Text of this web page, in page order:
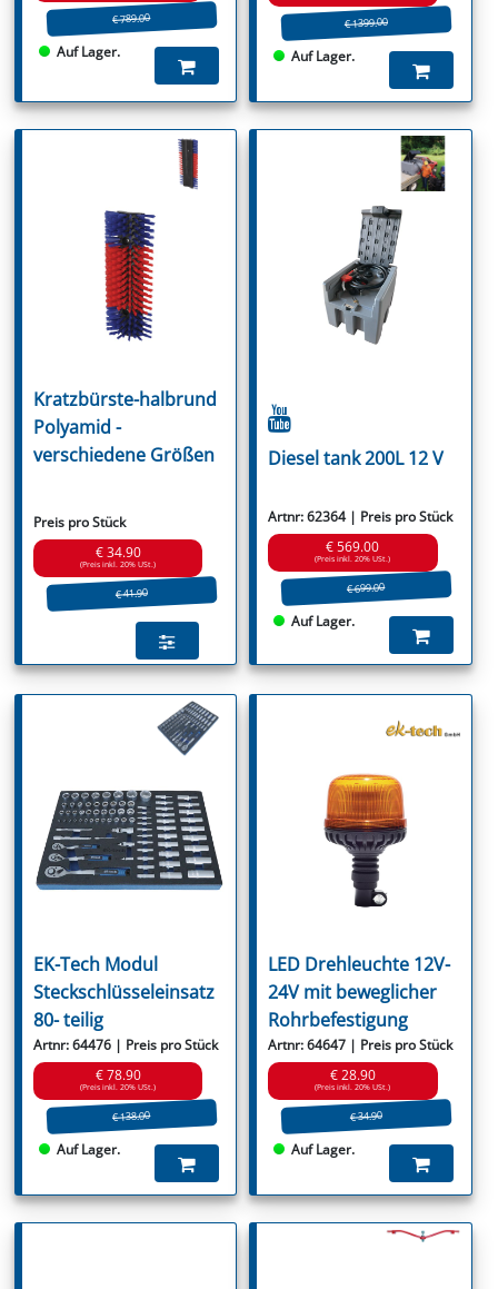
€ 789.00
Auf Lager.
€ 1399.00
Auf Lager.
Kratzbürste-halbrund
Polyamid -
verschiedene Größen
Preis pro Stück
€ 34.90
(Preis inkl. 20% USt.)
€ 41.90
Diesel tank 200L 12 V
Artnr: 62364 | Preis pro Stück
€ 569.00
(Preis inkl. 20% USt.)
€ 699.00
Auf Lager.
EK-Tech Modul
Steckschlüsseleinsatz
80- teilig
Artnr: 64476 | Preis pro Stück
€ 78.90
(Preis inkl. 20% USt.)
€ 138.00
Auf Lager.
LED Drehleuchte 12V-
24V mit beweglicher
Rohrbefestigung
Artnr: 64647 | Preis pro Stück
€ 28.90
(Preis inkl. 20% USt.)
€ 34.90
Auf Lager.